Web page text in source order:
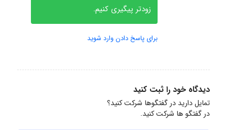
زودتر پیگیری کنیم.
برای پاسخ دادن وارد شوید
دیدگاه خود را ثبت کنید
تمایل دارید در گفتگوها شرکت کنید؟
در گفتگو ها شرکت کنید.